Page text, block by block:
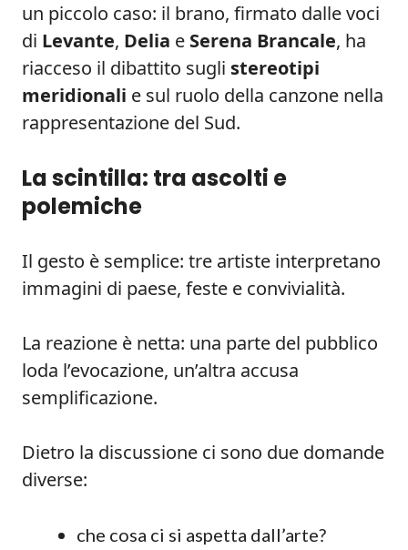
un piccolo caso: il brano, firmato dalle voci
di Levante, Delia e Serena Brancale, ha
riacceso il dibattito sugli stereotipi
meridionali e sul ruolo della canzone nella
rappresentazione del Sud.
La scintilla: tra ascolti e
polemiche
Il gesto è semplice: tre artiste interpretano
immagini di paese, feste e convivialità.
La reazione è netta: una parte del pubblico
loda l’evocazione, un’altra accusa
semplificazione.
Dietro la discussione ci sono due domande
diverse:
che cosa ci si aspetta dall’arte?